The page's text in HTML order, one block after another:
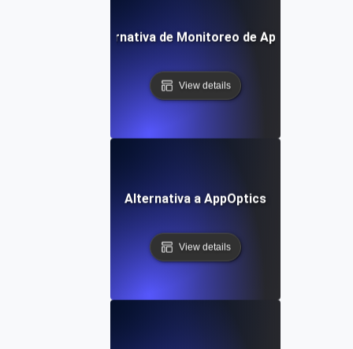
Alternativa de Monitoreo de Apigee
View details
Alternativa a AppOptics
View details